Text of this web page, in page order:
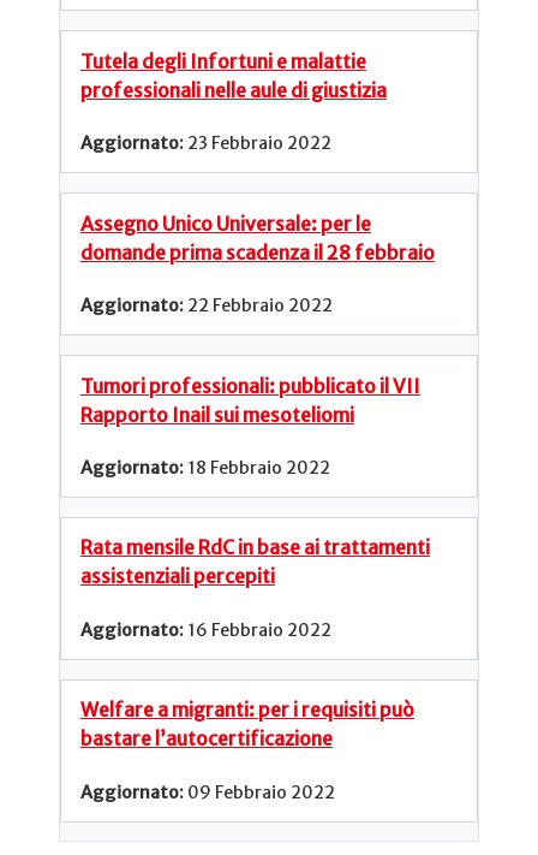
Tutela degli Infortuni e malattie
professionali nelle aule di giustizia
23 Febbraio 2022
Assegno Unico Universale: per le
domande prima scadenza il 28 febbraio
22 Febbraio 2022
Tumori professionali: pubblicato il VII
Rapporto Inail sui mesoteliomi
18 Febbraio 2022
Rata mensile RdC in base ai trattamenti
assistenziali percepiti
16 Febbraio 2022
Welfare a migranti: per i requisiti può
bastare l’autocertificazione
09 Febbraio 2022